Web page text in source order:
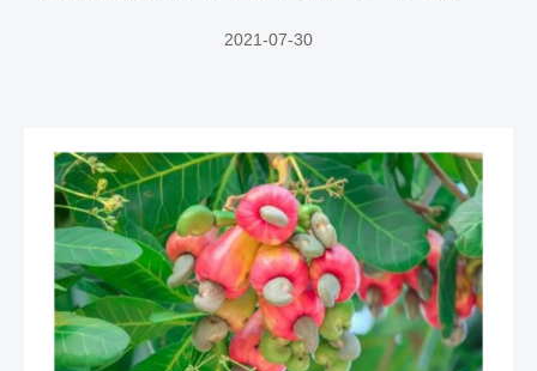
2021-07-30